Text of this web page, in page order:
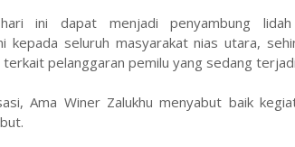
ini dapat menjadi penyambung
kepada seluruh masyarakat nias utara,
pelanggaran pemilu yang sedang
Ama Winer Zalukhu menyabut baik